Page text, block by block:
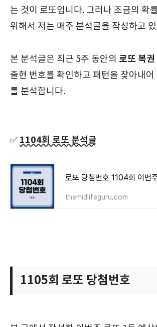
는 것이 로또입니다. 그러나 조금의 확
위해서 저는 매주 분석글을 작성하고
본 분석글은 최근 5주 동안의 로또 복
출현 번호를 확인하고 패턴을 찾아내
를 분석합니다.
✅ 1104회 로또 분석글
themidlifeguru.com
1105회 로또 당첨번호